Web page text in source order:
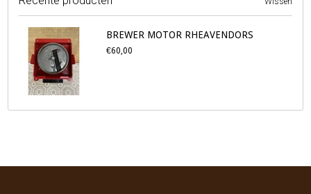
BREWER MOTOR RHEAVENDORS
€60,00